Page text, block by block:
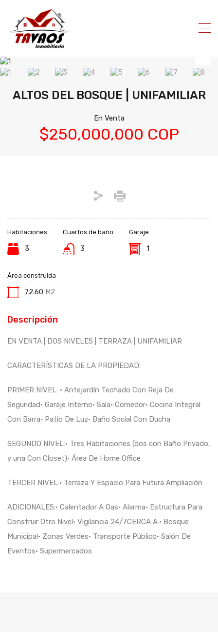
ALTOS DEL BOSQUE | UNIFAMILIAR
En Venta
$250,000,000 COP
Habitaciones
3
Cuartos de baño
3
Garaje
1
Área construida
72.60 M2
Descripción
EN VENTA | DOS NIVELES | TERRAZA | UNIFAMILIAR
CARACTERÍSTICAS DE LA PROPIEDAD:
PRIMER NIVEL: • Antejardín Techado Con Reja De
Seguridad• Garaje Interno• Sala• Comedor• Cocina Integral
Con Barra• Patio De Luz• Baño Social Con Ducha
SEGUNDO NIVEL:• Tres Habitaciones (dos con Baño Privado,
y una Con Closet)• Área De Home Office
TERCER NIVEL:• Terraza Y Espacio Para Futura Ampliación
ADICIONALES:• Calentador A Gas• Alarma• Estructura Para
Construir Otro Nivel• Vigilancia 24/7CERCA A:• Bosque
Municipal• Zonas Verdes• Transporte Público• Salón De
Eventos• Supermercados